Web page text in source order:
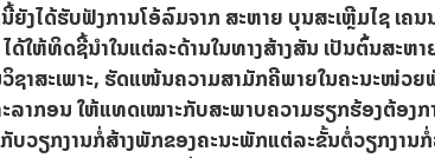
ຍັງໄດ້ຮັບຟັງການໂອ້ລົມຈາກ ສະຫາຍ ບຸນສະເຫຼີມໄຊ ເຄ
ດ້ໃຫ້ທິດຊີ້ນໍາໃນແຕ່ລະດ້ານໃນທາງສ້າງສັນ ​ເປັນຕົ້ນສະຫາ
ຊາສະເພາະ, ຮັດແໜ້ນຄວາມສາມັກຄີພາຍໃນຄະນະໜ່ວຍ
ລາກອນ ໃຫ້ແທດເໝາະກັບສະພາບຄວາມຮຽກຮ້ອງຕ້ອງ
ບ​ວຽກ​ງານ​ກໍ່ສ້າງ​ພັກ​ຂອງ​ຄະນະ​ພັກ​ແຕ່ລະ​ຂັ້ນຕໍ່​ວຽກ​ງາ